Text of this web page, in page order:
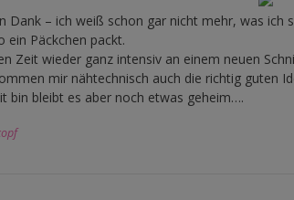
Dank – ich weiß schon gar nicht mehr, was
ein Päckchen packt.
Zeit wieder ganz intensiv an einem neuen
mir nähtechnisch auch die richtig guten
bin bleibt es aber noch etwas geheim….